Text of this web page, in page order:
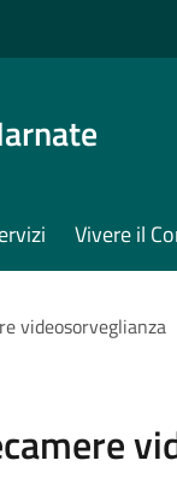
Vivere il
videosorveglianza